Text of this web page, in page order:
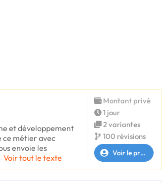
et développement
ce métier avec
envoie les
Voir tout le texte
Montant privé
1 jour
2 variantes
100 révisions
Voir le profil